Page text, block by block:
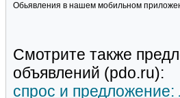
Обьявления в нашем мобильном
Смотрите также
объявлений (pdo.ru):
спрос и предложение: